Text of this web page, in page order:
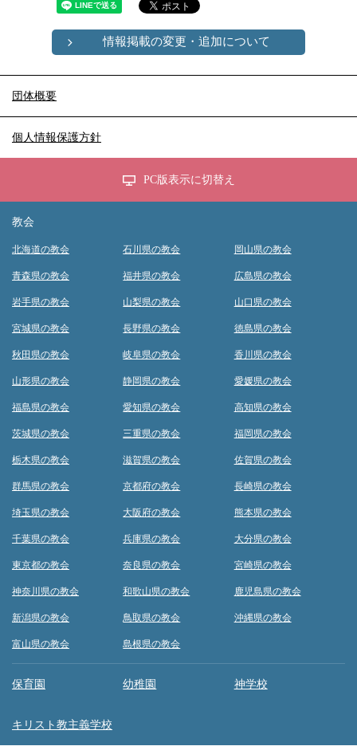
情報掲載の変更・追加について
団体概要
個人情報保護方針
PC版表示に切替え
教会
北海道の教会
青森県の教会
岩手県の教会
宮城県の教会
秋田県の教会
山形県の教会
福島県の教会
茨城県の教会
栃木県の教会
群馬県の教会
埼玉県の教会
千葉県の教会
東京都の教会
神奈川県の教会
新潟県の教会
富山県の教会
石川県の教会
福井県の教会
山梨県の教会
長野県の教会
岐阜県の教会
静岡県の教会
愛知県の教会
三重県の教会
滋賀県の教会
京都府の教会
大阪府の教会
兵庫県の教会
奈良県の教会
和歌山県の教会
鳥取県の教会
島根県の教会
岡山県の教会
広島県の教会
山口県の教会
徳島県の教会
香川県の教会
愛媛県の教会
高知県の教会
福岡県の教会
佐賀県の教会
長崎県の教会
熊本県の教会
大分県の教会
宮崎県の教会
鹿児島県の教会
沖縄県の教会
保育園 幼稚園 神学校
キリスト教主義学校